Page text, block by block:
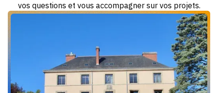
vos questions et vous accompagner sur vos projets.